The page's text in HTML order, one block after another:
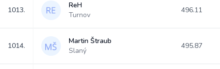
1013.
ReH
Turnov
496.11
1014.
Martin Štraub
Slaný
495.87